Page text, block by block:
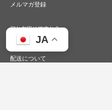
JA
メルマガ登録
何かお困りですか？
ご注文について
配送について